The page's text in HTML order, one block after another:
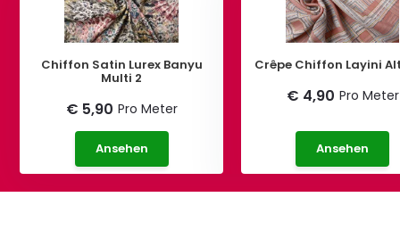
Chiffon Satin Lurex Banyu
Multi 2
€ 5,90 Pro Meter
Ansehen
Crêpe Chiffon Layini
€ 4,90 Pro Meter
Ansehen